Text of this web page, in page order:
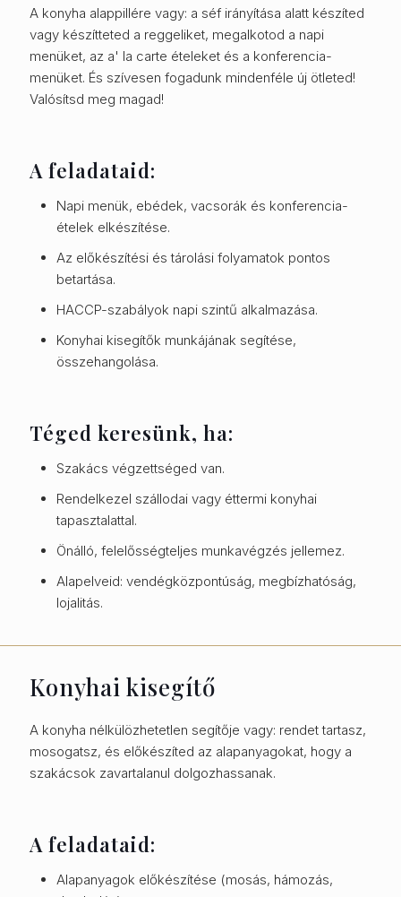
A konyha alappillére vagy: a séf irányítása alatt készíted
vagy készítteted a reggeliket, megalkotod a napi
menüket, az a' la carte ételeket és a konferencia-
menüket. És szívesen fogadunk mindenféle új ötleted!
Valósítsd meg magad!
A feladataid:
Napi menük, ebédek, vacsorák és konferencia-
ételek elkészítése.
Az előkészítési és tárolási folyamatok pontos
betartása.
HACCP-szabályok napi szintű alkalmazása.
Konyhai kisegítők munkájának segítése,
összehangolása.
Téged keresünk, ha:
Szakács végzettséged van.
Rendelkezel szállodai vagy éttermi konyhai
tapasztalattal.
Önálló, felelősségteljes munkavégzés jellemez.
Alapelveid: vendégközpontúság, megbízhatóság,
lojalitás.
Konyhai kisegítő
A konyha nélkülözhetetlen segítője vagy: rendet tartasz,
mosogatsz, és előkészíted az alapanyagokat, hogy a
szakácsok zavartalanul dolgozhassanak.
A feladataid:
Alapanyagok előkészítése (mosás, hámozás,